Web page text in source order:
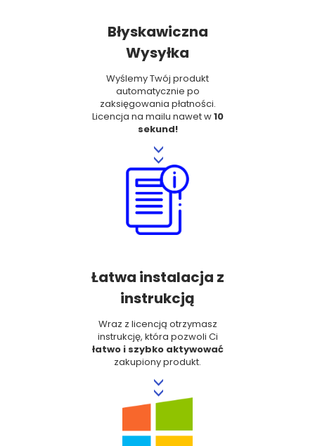
Błyskawiczna
Wysyłka
Wyślemy Twój produkt
automatycznie po
zaksięgowania płatności.
Licencja na mailu nawet w10
sekund!
>>
Łatwa instalacja z
instrukcją
Wraz z licencją otrzymasz
instrukcję, która pozwoli Ci
łatwo i szybko aktywować
zakupiony produkt.
>>